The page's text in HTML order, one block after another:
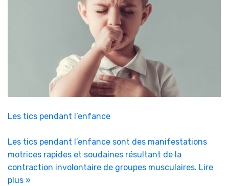
Les tics pendant l’enfance
Les tics pendant l’enfance sont des manifestations
motrices rapides et soudaines résultant de la
contraction involontaire de groupes musculaires. Lire
plus »